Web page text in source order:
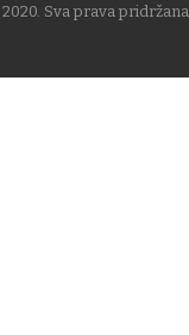
Sva prava pridržana.